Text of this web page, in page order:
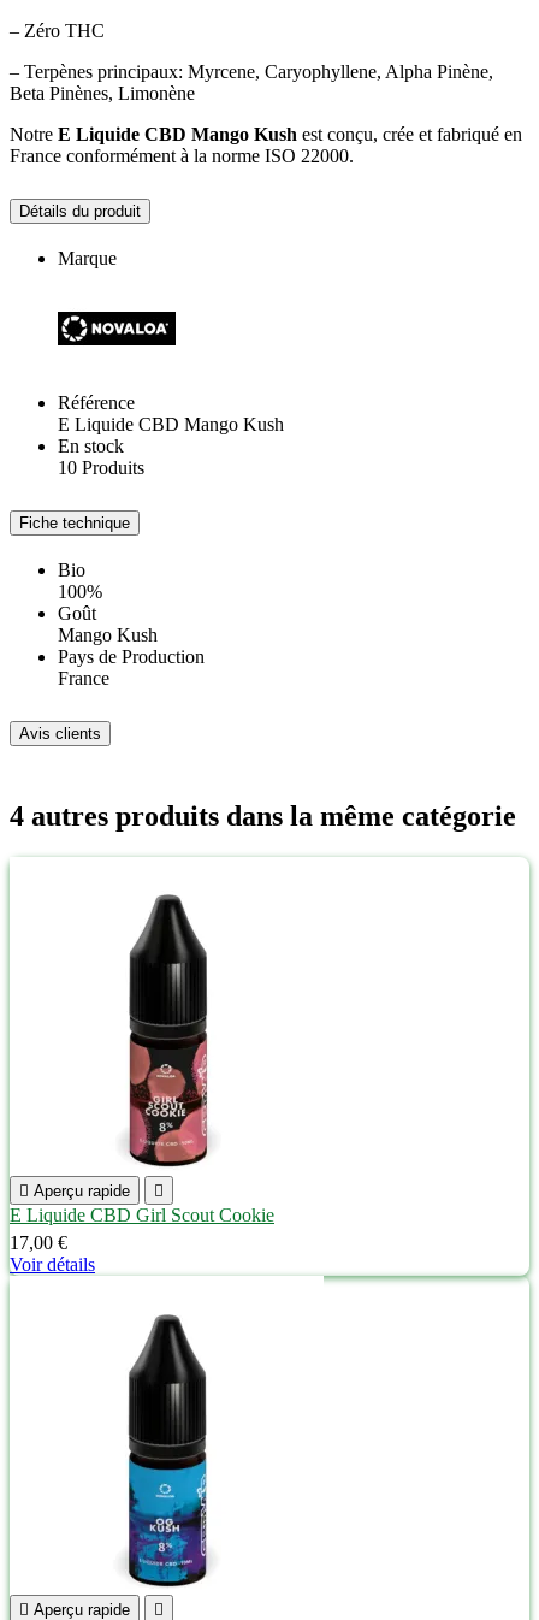
– Zéro THC
– Terpènes principaux: Myrcene, Caryophyllene, Alpha Pinène,
Beta Pinènes, Limonène
Notre E Liquide CBD Mango Kush est conçu, crée et fabriqué en
France conformément à la norme ISO 22000.
Détails du produit
Marque
Référence
E Liquide CBD Mango Kush
En stock
10 Produits
Fiche technique
Bio
100%
Goût
Mango Kush
Pays de Production
France
Avis clients
4 autres produits dans la même catégorie
 Aperçu rapide 
E Liquide CBD Girl Scout Cookie
17,00 €
Voir détails
 Aperçu rapide 